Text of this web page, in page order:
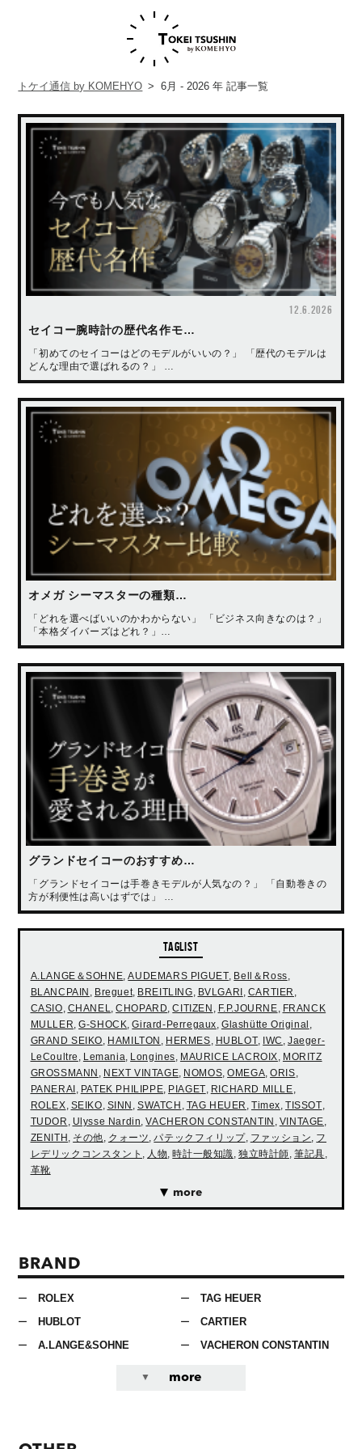
トケイ通信 by KOMEHYO >6月 - 2026 年記事一覧
12.6.2026
セイコー腕時計の歴代名作モ…
「初めてのセイコーはどのモデルがいいの？」 「歴代のモデルは
どんな理由で選ばれるの？」 …
オメガ シーマスターの種類…
「どれを選べばいいのかわからない」 「ビジネス向きなのは？」
「本格ダイバーズはどれ？」…
グランドセイコーのおすすめ…
「グランドセイコーは手巻きモデルが人気なの？」 「自動巻きの
方が利便性は高いはずでは」 …
TAGLIST
A.LANGE＆SOHNE,AUDEMARS PIGUET, Bell＆Ross,
BLANCPAIN , Breguet, BREITLING, BVLGARI , CARTIER ,
CASIO, CHANEL,CHOPARD,CITIZEN , F.P.JOURNE, FRANCK
MULLER,G-SHOCK,Girard-Perregaux, Glashütte Original ,
GRAND SEIKO, HAMILTON , HERMES, HUBLOT, IWC , Jaeger-
LeCoultre , Lemania, Longines, MAURICE LACROIX, MORITZ
GROSSMANN , NEXT VINTAGE, NOMOS,OMEGA,ORIS,
PANERAI , PATEK PHILIPPE, PIAGET, RICHARD MILLE,
ROLEX, SEIKO, SINN , SWATCH , TAG HEUER , Timex, TISSOT,
TUDOR , Ulysse Nardin,VACHERON CONSTANTIN , VINTAGE,
ZENITH , その他, クォーツ,パテックフィリップ, ファッション, フ
レデリックコンスタント , 人物,時計一般知識, 独立時計師, 筆記具,
革靴
more
BRAND
ROLEX
TAG HEUER
HUBLOT
CARTIER
A.LANGE&SOHNE
VACHERON CONSTANTIN
more